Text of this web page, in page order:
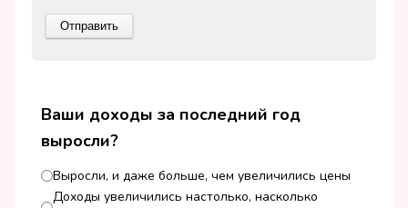
Ваши доходы за последний год
выросли?
Выросли, и даже больше, чем увеличились цены
Доходы увеличились настолько, насколько